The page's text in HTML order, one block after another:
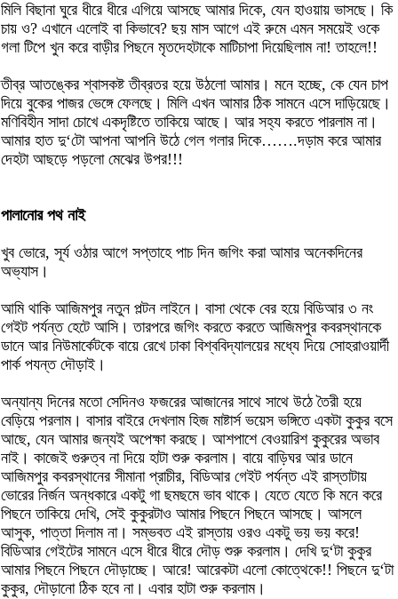
মিলি বিছানা ঘুরে ধীরে ধীরে এগিয়ে আসছে আমার দিকে, যেন হাওয়ায় ভাসছে। কি
চায় ও? এখানে এলোই বা কিভাবে? ছয় মাস আগে এই রুমে এমন সময়েই ওকে
গলা টিপে খুন করে বাড়ীর পিছনে মৃতদেহটাকে মাটিচাপা দিয়েছিলাম না! তাহলে!!
তীব্র আতঙ্কের শ্বাসকষ্ট তীব্রতর হয়ে উঠলো আমার। মনে হচ্ছে, কে যেন চাপ
দিয়ে বুকের পাজর ভেঙ্গে ফেলছে। মিলি এখন আমার ঠিক সামনে এসে দাড়িয়েছে।
মণিবিহীন সাদা চোখে একদৃষ্টিতে তাকিয়ে আছে। আর সহ্য করতে পারলাম না।
আমার হাত দু‘টো আপনা আপনি উঠে গেল গলার দিকে…….দড়াম করে আমার
দেহটা আছড়ে পড়লো মেঝের উপর!!!
পালানোর পথ নাই
খুব ভোরে, সূর্য ওঠার আগে সপ্তাহে পাচ দিন জগিং করা আমার অনেকদিনের
অভ্যাস।
আমি থাকি আজিমপুর নতুন পল্টন লাইনে। বাসা থেকে বের হয়ে বিডিআর ৩ নং
গেইট পর্যন্ত হেটে আসি। তারপরে জগিং করতে করতে আজিমপুর কবরস্থানকে
ডানে আর নিউমার্কেটকে বায়ে রেখে ঢাকা বিশ্ববিদ্যালয়ের মধ্যে দিয়ে সোহরাওয়ার্দী
পার্ক পযন্ত দৌড়াই।
অন্যান্য দিনের মতো সেদিনও ফজরের আজানের সাথে সাথে উঠে তৈরী হয়ে
বেড়িয়ে পরলাম। বাসার বাইরে দেখলাম হিজ মাষ্টার্স ভয়েস ভঙ্গিতে একটা কুকুর বসে
আছে, যেন আমার জন্যই অপেক্ষা করছে। আশপাশে বেওয়ারিশ কুকুরের অভাব
নাই। কাজেই গুরুত্ব না দিয়ে হাটা শুরু করলাম। বায়ে বাড়িঘর আর ডানে
আজিমপুর কবরস্থানের সীমানা প্রাচীর, বিডিআর গেইট পর্যন্ত এই রাস্তাটায়
ভোরের নির্জন অন্ধকারে একটু গা ছমছমে ভাব থাকে। যেতে যেতে কি মনে করে
পিছনে তাকিয়ে দেখি, সেই কুকুরটাও আমার পিছনে পিছনে আসছে। আসলে
আসুক, পাত্তা দিলাম না। সম্ভবত এই রাস্তায় ওরও একটু ভয় ভয় করে!
বিডিআর গেইটের সামনে এসে ধীরে ধীরে দৌড় শুরু করলাম। দেখি দু‘টা কুকুর
আমার পিছনে পিছনে দৌড়াচ্ছে। আরে! আরেকটা এলো কোত্থেকে!! পিছনে দু‘টা
কুকুর, দৌড়ানো ঠিক হবে না। এবার হাটা শুরু করলাম।